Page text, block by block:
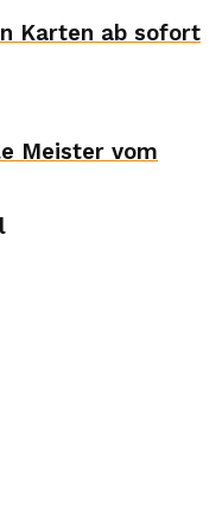
Karten ab sofort
Meister vom